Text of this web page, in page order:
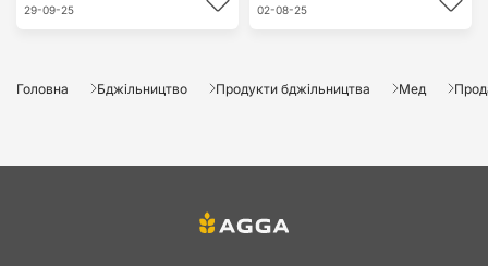
29-09-25
02-08-25
Головна Бджільництво Продукти бджільництва Мед